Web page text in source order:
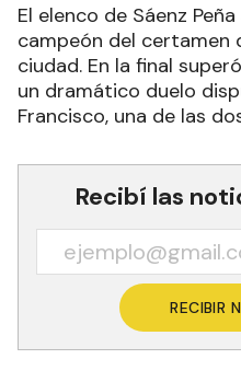
El elenco de Sáenz
campeón del certamen
ciudad. En la final
un dramático duelo
Francisco, una de las
Recibí las
RECIBIR